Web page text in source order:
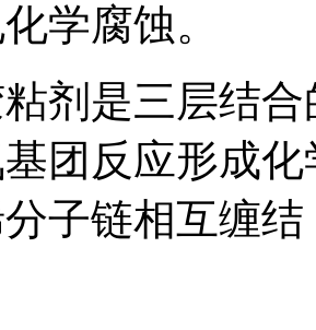
学腐蚀。
剂是三层结
团反应形成
子链相互缠